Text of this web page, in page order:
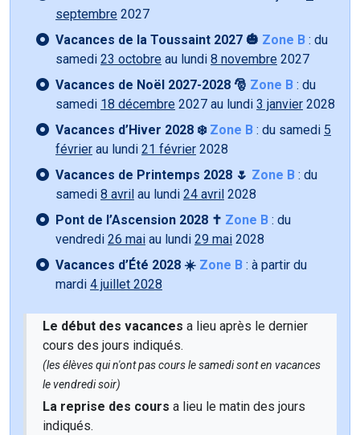
septembre 2027
Vacances de la Toussaint 2027 🎃 Zone B : du
samedi 23 octobre au lundi 8 novembre 2027
Vacances de Noël 2027-2028 🎅 Zone B : du
samedi 18 décembre 2027 au lundi 3 janvier 2028
Vacances d’Hiver 2028 ❄️ Zone B : du samedi 5
février au lundi 21 février 2028
Vacances de Printemps 2028 🌷 Zone B : du
samedi 8 avril au lundi 24 avril 2028
Pont de l’Ascension 2028 ✝️ Zone B : du
vendredi 26 mai au lundi 29 mai 2028
Vacances d’Été 2028 ☀️ Zone B : à partir du
mardi 4 juillet 2028
Le début des vacances a lieu après le dernier
cours des jours indiqués.
(les élèves qui n'ont pas cours le samedi sont en vacances
le vendredi soir)
La reprise des cours a lieu le matin des jours
indiqués.